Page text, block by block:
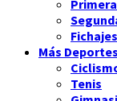
Fichajes
Más Deportes
Tenis